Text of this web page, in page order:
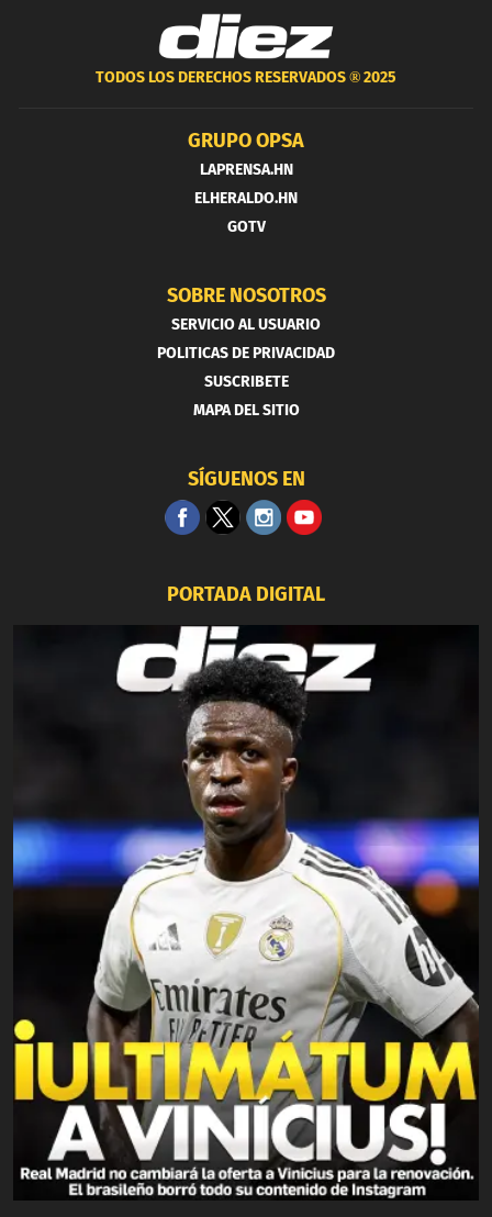
TODOS LOS DERECHOS RESERVADOS ®2025
GRUPO OPSA
LAPRENSA.HN
ELHERALDO.HN
GOTV
SOBRE NOSOTROS
SERVICIO AL USUARIO
POLITICAS DE PRIVACIDAD
SUSCRIBETE
MAPA DEL SITIO
SÍGUENOS EN
PORTADA DIGITAL